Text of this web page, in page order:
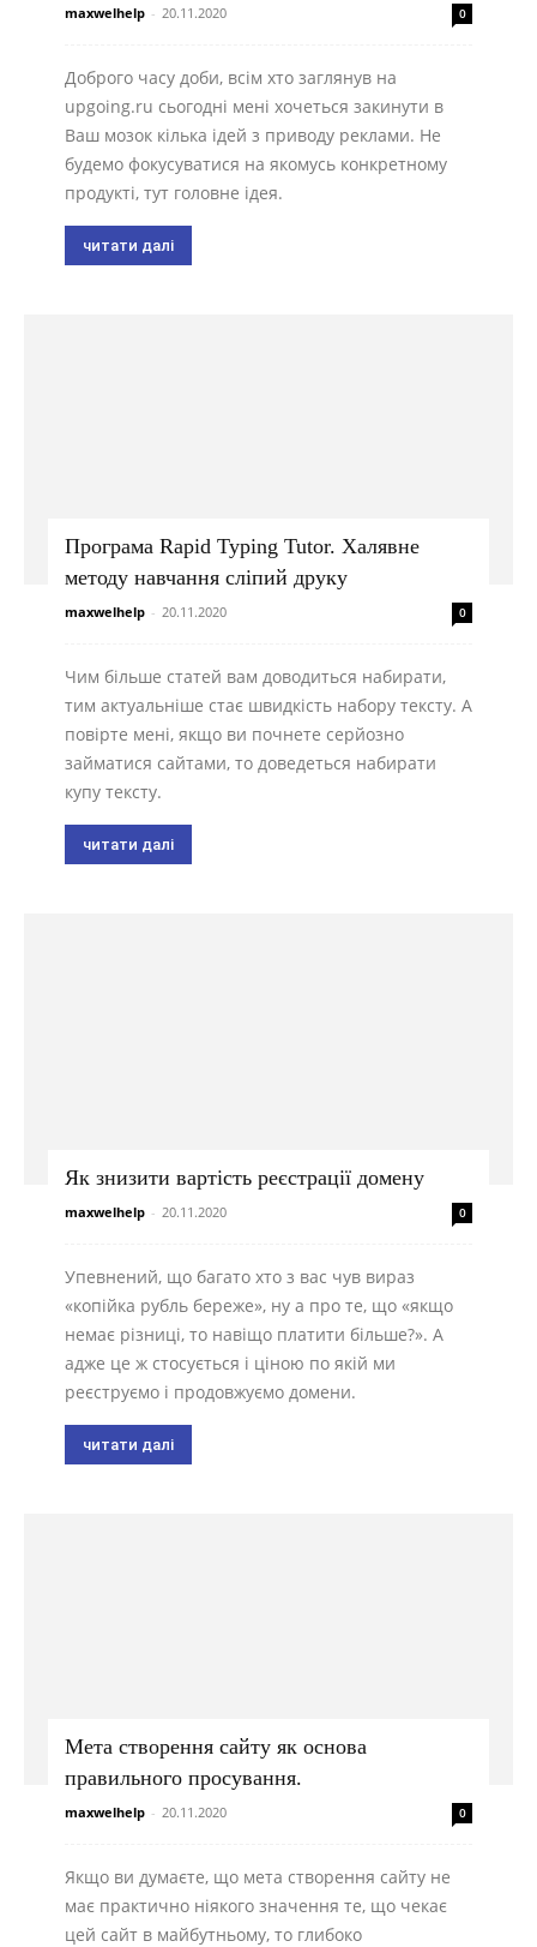
maxwelhelp - 20.11.2020 0
Доброго часу доби, всім хто заглянув на
upgoing.ru сьогодні мені хочеться закинути в
Ваш мозок кілька ідей з приводу реклами. Не
будемо фокусуватися на якомусь конкретному
продукті, тут головне ідея.
читати далі
Програма Rapid Typing Tutor. Халявне
методу навчання сліпий друку
maxwelhelp - 20.11.2020 0
Чим більше статей вам доводиться набирати,
тим актуальніше стає швидкість набору тексту. А
повірте мені, якщо ви почнете серйозно
займатися сайтами, то доведеться набирати
купу тексту.
читати далі
Як знизити вартість реєстрації домену
maxwelhelp - 20.11.2020 0
Упевнений, що багато хто з вас чув вираз
«копійка рубль береже», ну а про те, що «якщо
немає різниці, то навіщо платити більше?». А
адже це ж стосується і ціною по якій ми
реєструємо і продовжуємо домени.
читати далі
Мета створення сайту як основа
правильного просування.
maxwelhelp - 20.11.2020 0
Якщо ви думаєте, що мета створення сайту не
має практично ніякого значення те, що чекає
цей сайт в майбутньому, то глибоко